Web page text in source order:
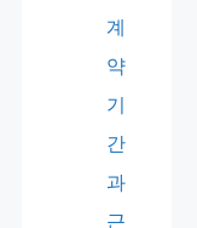
계
약
기
간
과
근